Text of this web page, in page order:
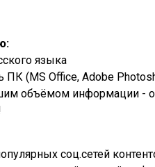
языка
ПК (MS Office, Adobe
объёмом информации -
соц.сетей